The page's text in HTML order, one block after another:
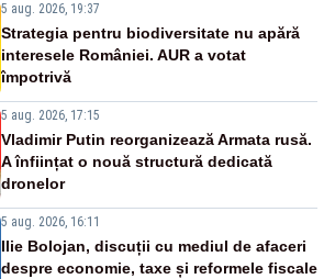
5 aug. 2026, 19:37
Strategia pentru biodiversitate nu apără
interesele României. AUR a votat
împotrivă
5 aug. 2026, 17:15
Vladimir Putin reorganizează Armata rusă.
A înființat o nouă structură dedicată
dronelor
5 aug. 2026, 16:11
Ilie Bolojan, discuții cu mediul de afaceri
despre economie, taxe și reformele fiscale